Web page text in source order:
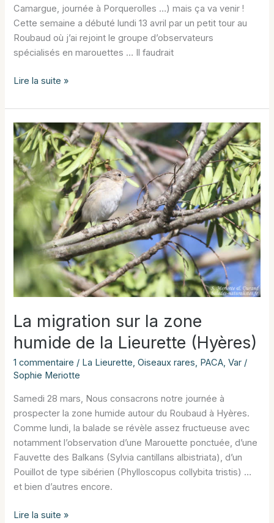
Camargue, journée à Porquerolles …) mais ça va venir !
Cette semaine a débuté lundi 13 avril par un petit tour au
Roubaud où j’ai rejoint le groupe d’observateurs
spécialisés en marouettes … Il faudrait
Marouette
la
semaine
Lire la suite »
La migration sur la zone
humide de la Lieurette (Hyères)
1 commentaire / La Lieurette,Oiseaux rares, PACA,Var /
Sophie Meriotte
Samedi 28 mars, Nous consacrons notre journée à
prospecter la zone humide autour du Roubaud à Hyères.
Comme lundi, la balade se révèle assez fructueuse avec
notamment l’observation d’une Marouette ponctuée, d’une
Fauvette des Balkans (Sylvia cantillans albistriata), d’un
Pouillot de type sibérien (Phylloscopus collybita tristis) …
et bien d’autres encore.
La
Lire la suite »